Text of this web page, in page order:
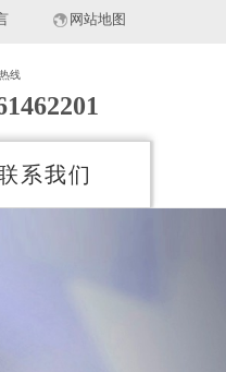
网站地图
线
系我们